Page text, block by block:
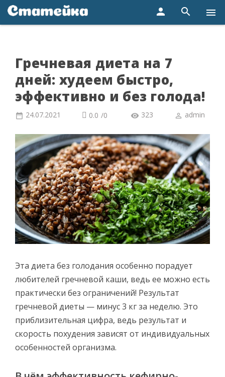
person search menu
Гречневая диета на 7
дней: худеем быстро,
эффективно и без голода!
24.07.2021 0.0 /0 323 admin
Эта диета без голодания особенно порадует
любителей гречневой каши, ведь ее можно есть
практически без ограничений! Результат
гречневой диеты — минус 3 кг за неделю. Это
приблизительная цифра, ведь результат и
скорость похудения зависят от индивидуальных
особенностей организма.